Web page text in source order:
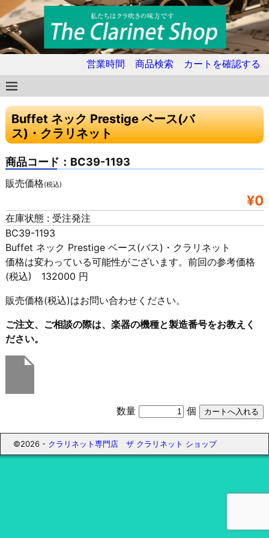
営業時間 商品検索 カートを確認する
Buffet ネック Prestige ベース(バ
ス)・クラリネット
商品コード：BC39-1193
販売価格(税込)
¥0
在庫状態 : 受注発注
BC39-1193
Buffet ネック Prestige ベース(バス)・クラリネット
価格は変わっている可能性がございます。前回の参考価格
(税込) 132000 円
販売価格(税込)はお問い合わせください。
ご注文、ご相談の際は、楽器の機種と製造番号をお教えく
ださい。
数量 個
©2026 - クラリネット専門店 ザ クラリネット ショップ